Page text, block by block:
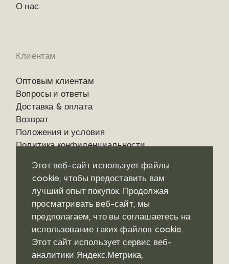
О нас
Клиентам
Оптовым клиентам
Вопросы и ответы
Доставка & оплата
Возврат
Положения и условия
Политика конфиденциальности
Контакты
Где купить?
Социальные сети
Pinterest
Telegram
Этот веб-сайт использует файлы
cookie, чтобы предоставить вам
лучший опыт покупок. Продолжая
просматривать веб-сайт, мы
предполагаем, что вы соглашаетесь на
использование таких файлов cookie.
Этот сайт использует сервис веб-
аналитики Яндекс.Метрика,